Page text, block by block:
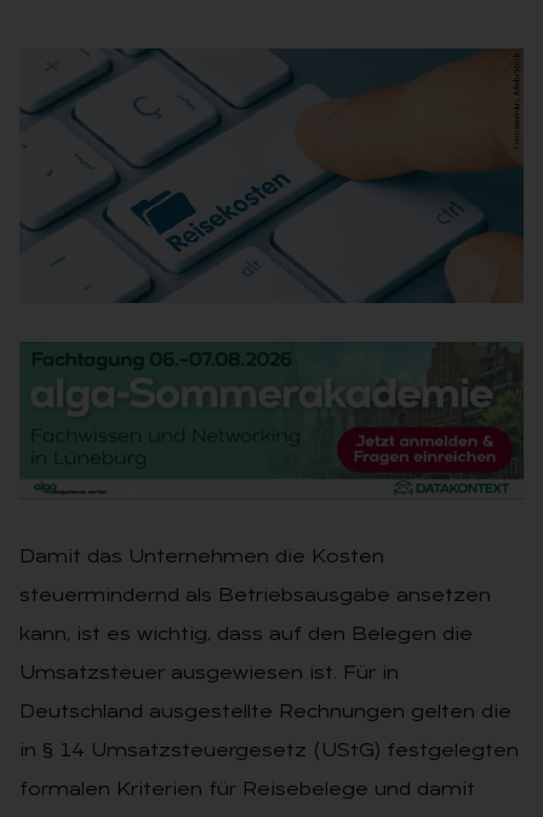
Damit das Unternehmen die Kosten
steuermindernd als Betriebsausgabe ansetzen
kann, ist es wichtig, dass auf den Belegen die
Umsatzsteuer ausgewiesen ist. Für in
Deutschland ausgestellte Rechnungen gelten die
in § 14 Umsatzsteuergesetz (UStG) festgelegten
formalen Kriterien für Reisebelege und damit